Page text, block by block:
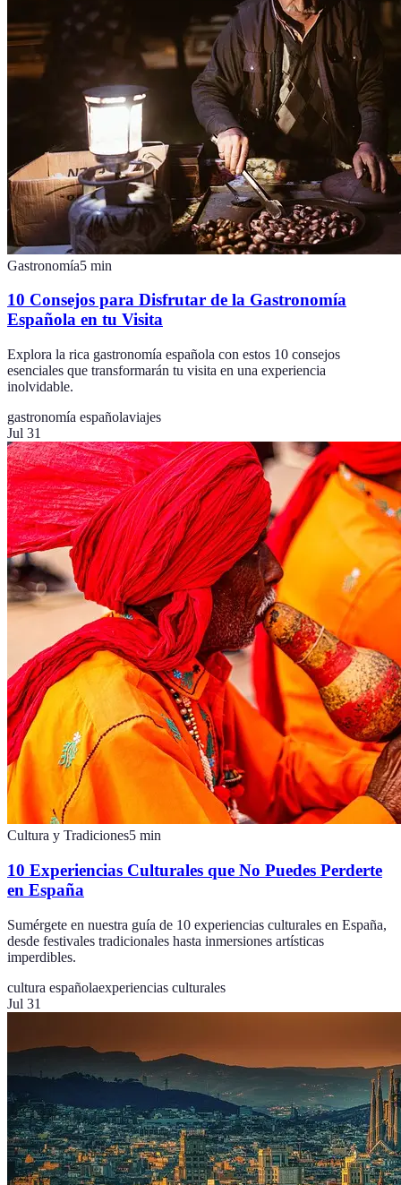
Gastronomía5 min
10 Consejos para Disfrutar de la Gastronomía
Española en tu Visita
Explora la rica gastronomía española con estos 10 consejos
esenciales que transformarán tu visita en una experiencia
inolvidable.
gastronomía españolaviajes
Jul 31
Cultura y Tradiciones5 min
10 Experiencias Culturales que No Puedes Perderte
en España
Sumérgete en nuestra guía de 10 experiencias culturales en España,
desde festivales tradicionales hasta inmersiones artísticas
imperdibles.
cultura españolaexperiencias culturales
Jul 31